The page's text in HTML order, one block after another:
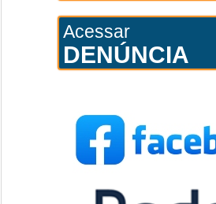
Acessar
DENÚNCIA